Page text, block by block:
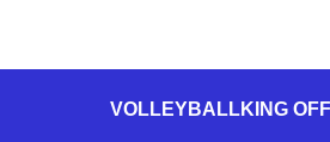
VOLLEYBALLKING